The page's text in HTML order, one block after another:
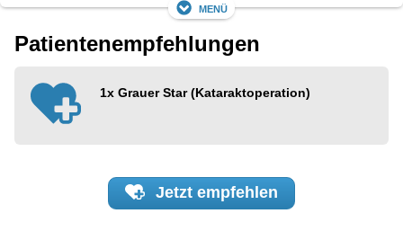
Menü
Patientenempfehlungen
1x Grauer Star (Kataraktoperation)
Jetzt empfehlen